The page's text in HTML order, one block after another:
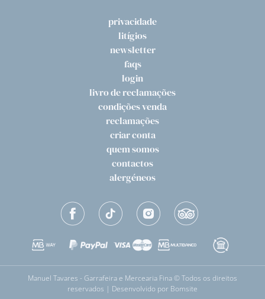
privacidade
litígios
newsletter
faqs
login
livro de reclamações
condições venda
reclamações
criar conta
quem somos
contactos
alergéneos
Manuel Tavares - Garrafeira e Mercearia Fina © Todos os direitos
reservados | Desenvolvido por Bomsite